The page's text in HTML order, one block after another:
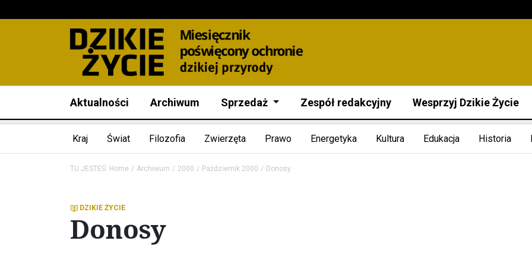
Aktualności Archiwum Sprzedaż Zespół redakcyjny Wesprzyj Dzikie Życie
Kraj Świat Filozofia Zwierzęta Prawo Energetyka Kultura Edukacja Historia
TU JESTEŚ: Home Archiwum 2000 Październik 2000 Donosy
DZIKIE ŻYCIE
Donosy